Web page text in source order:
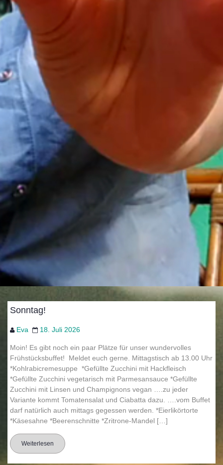
Sonntag!
Eva 18. Juli 2026
Moin! Es gibt noch ein paar Plätze für unser wundervolles
Frühstücksbuffet! Meldet euch gerne. Mittagstisch ab 13.00 Uhr
*Kohlrabicremesuppe *Gefüllte Zucchini mit Hackfleisch
*Gefüllte Zucchini vegetarisch mit Parmesansauce *Gefüllte
Zucchini mit Linsen und Champignons vegan ….zu jeder
Variante kommt Tomatensalat und Ciabatta dazu. ….vom Buffet
darf natürlich auch mittags gegessen werden. *Eierlikörtorte
*Käsesahne *Beerenschnitte *Zritrone-Mandel […]
Weiterlesen